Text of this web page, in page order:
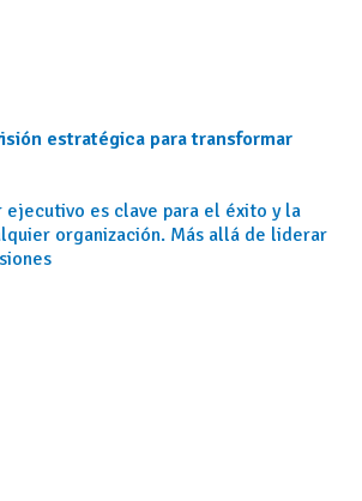
estratégica para transformar
es clave para el éxito y la
organización. Más allá de liderar